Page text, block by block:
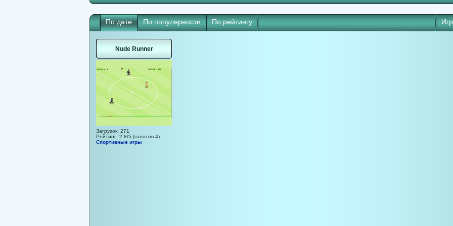
По дате По популярности По рейтингу
Nude Runner
Загрузок: 271
Рейтинг: 2.8/5 (голосов 4)
Спортивные игры